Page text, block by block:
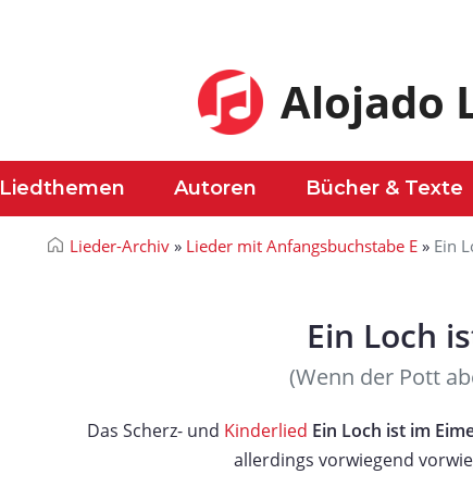
Alojado
Liedthemen Autoren Bücher & Texte
Lieder-Archiv » Lieder mit Anfangsbuchstabe E » Ein
Ein Loch
(Wenn der Pott
Das Scherz- und Kinderlied Ein Loch ist im
allerdings vorwiegend